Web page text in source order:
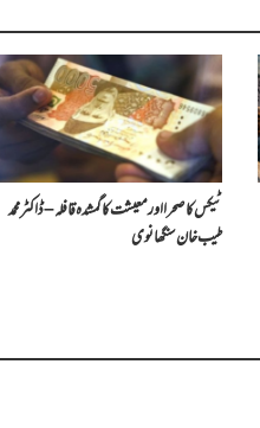
ٹیکس کا صحرا اور معیشت کا گمشدہ قافلہ – ڈاکٹر محمد
طیب خان سنگھانوی